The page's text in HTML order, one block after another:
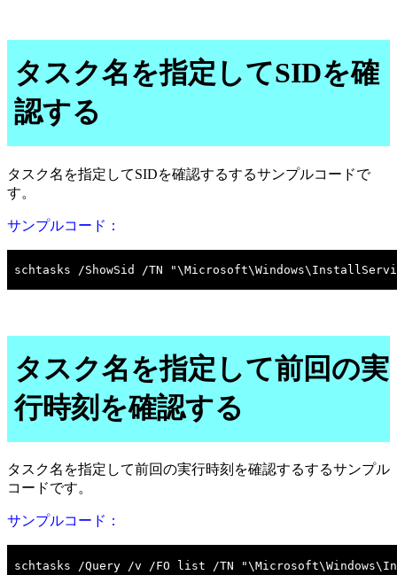
タスク名を指定してSIDを確
認する
タスク名を指定してSIDを確認するするサンプルコードで
す。
サンプルコード：
タスク名を指定して前回の実
行時刻を確認する
タスク名を指定して前回の実行時刻を確認するするサンプル
コードです。
サンプルコード：